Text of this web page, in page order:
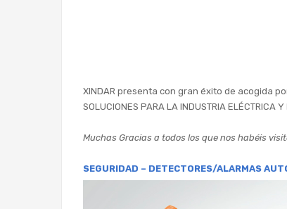
XINDAR presenta con gran éxito de acogida
SOLUCIONES PARA LA INDUSTRIA ELÉCTRICA Y
Muchas Gracias a todos los que nos habéis
SEGURIDAD – DETECTORES/ALARMAS